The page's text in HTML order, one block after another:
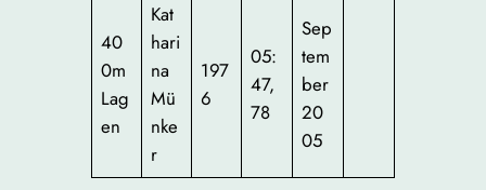
40
0m
Lag
en
Kat
hari
na
Mü
nke
r
197
6
05:
47,
78
Sep
tem
ber
20
05